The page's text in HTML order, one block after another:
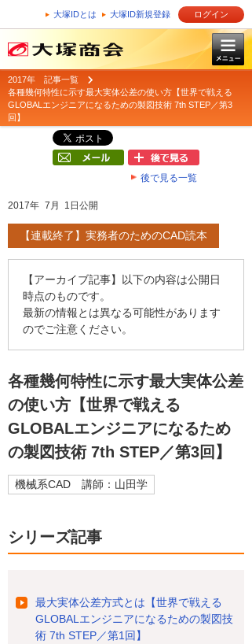
大塚IDとは 大塚ID新規登録 ログイン
2017年 記事一覧
各種幾何特性に示す最大実体公差の使い方【世界で戦える
GLOBALエンジニアになるための製図技術 7th STEP／第3
回】
後で見る一覧
2017年 7月 1日公開
【連載終了】実務者のためのCAD読本
【アーカイブ記事】以下の内容は公開日
時点のものです。
最新の情報とは異なる可能性があります
のでご注意ください。
各種幾何特性に示す最大実体公差
の使い方【世界で戦える
GLOBALエンジニアになるため
の製図技術 7th STEP／第3回】
機械系CAD 講師：山田学
シリーズ記事
最大実体公差方式とは【世界で戦える
GLOBALエンジニアになるための製図技
術 7th STEP／第1回】